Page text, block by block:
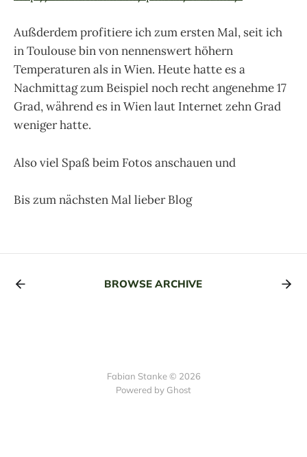
Außderdem profitiere ich zum ersten Mal, seit ich
in Toulouse bin von nennenswert höhern
Temperaturen als in Wien. Heute hatte es a
Nachmittag zum Beispiel noch recht angenehme 17
Grad, während es in Wien laut Internet zehn Grad
weniger hatte.
Also viel Spaß beim Fotos anschauen und
Bis zum nächsten Mal lieber Blog
BROWSE ARCHIVE
Fabian Stanke © 2026
Powered by Ghost